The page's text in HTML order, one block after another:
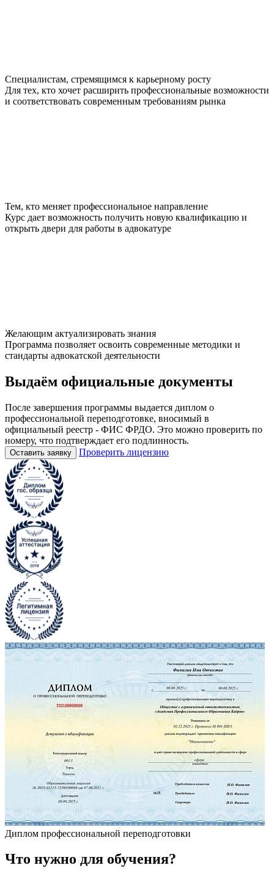
Специалистам, стремящимся к карьерному росту
Для тех, кто хочет расширить профессиональные возможности
и соответствовать современным требованиям рынка
Тем, кто меняет профессиональное направление
Курс дает возможность получить новую квалификацию и
открыть двери для работы в адвокатуре
Желающим актуализировать знания
Программа позволяет освоить современные методики и
стандарты адвокатской деятельности
Выдаём официальные документы
После завершения программы выдается диплом о
профессиональной переподготовке, вносимый в
официальный реестр - ФИС ФРДО. Это можно проверить по
номеру, что подтверждает его подлинность.
Оставить заявку Проверить лицензию
Диплом профессиональной переподготовки
Что нужно для обучения?